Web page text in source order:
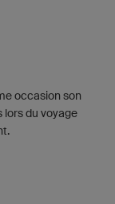
occasion son
du voyage